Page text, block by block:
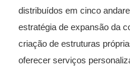
distribuídos em cinco
estratégia de expansão da
criação de estruturas
oferecer serviços